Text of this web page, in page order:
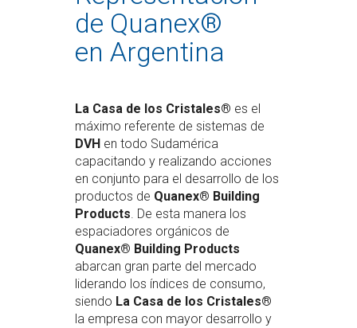
de Quanex®
en Argentina
La Casa de los Cristales® es el
máximo referente de sistemas de
DVH en todo Sudamérica
capacitando y realizando acciones
en conjunto para el desarrollo de los
productos de Quanex® Building
Products. De esta manera los
espaciadores orgánicos de
Quanex® Building Products
abarcan gran parte del mercado
liderando los índices de consumo,
siendo La Casa de los Cristales®
la empresa con mayor desarrollo y